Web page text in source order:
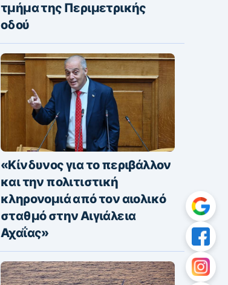
τμήμα της Περιμετρικής
οδού
«Κίνδυνος για το περιβάλλον
και την πολιτιστική
κληρονομιά από τον αιολικό
σταθμό στην Αιγιάλεια
Αχαΐας»